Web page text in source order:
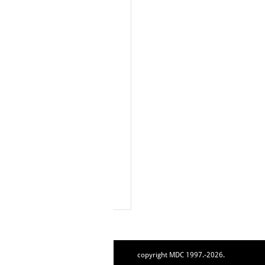
copyright MDC 1997.-2026.